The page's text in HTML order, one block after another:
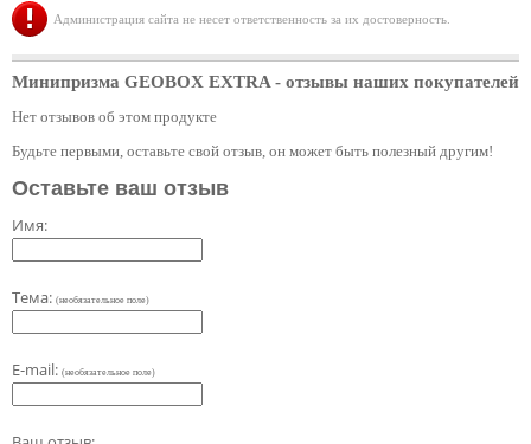
Администрация сайта не несет ответственность за их достоверность.
Минипризма GEOBOX EXTRA- отзывы наших покупателей
Нет отзывов об этом продукте
Будьте первыми, оставьте свой отзыв, он может быть полезный другим!
Оставьте ваш отзыв
Имя:
Тема: (необязательное поле)
E-mail: (необязательное поле)